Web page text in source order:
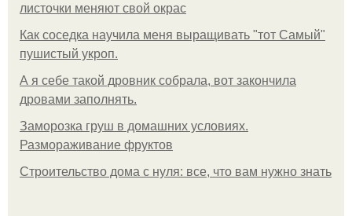
листочки меняют свой окрас
Как соседка научила меня выращивать "тот Самый"
пушистый укроп.
А я себе такой дровник собрала, вот закончила
дровами заполнять.
Заморозка груш в домашних условиях.
Размораживание фруктов
Строительство дома с нуля: все, что вам нужно знать